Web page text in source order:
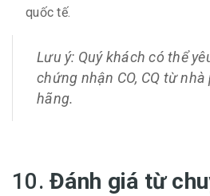
quốc tế.
Lưu ý: Quý khách có thể
chứng nhận CO, CQ từ
hãng.
10.Đánh giá từ